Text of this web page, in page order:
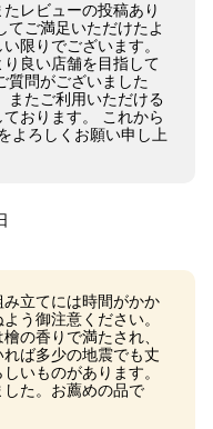
レビューの投稿あり
てご満足いただけたよ
限りでございます。
良い店舗を目指して
質問がございました
またご利用いただける
おります。 これから
よろしくお願い申し上
立てには時間がかか
う御注意ください。
の香りで満たされ、
ば多少の地震でも丈
いものがあります。
た。お薦めの品で